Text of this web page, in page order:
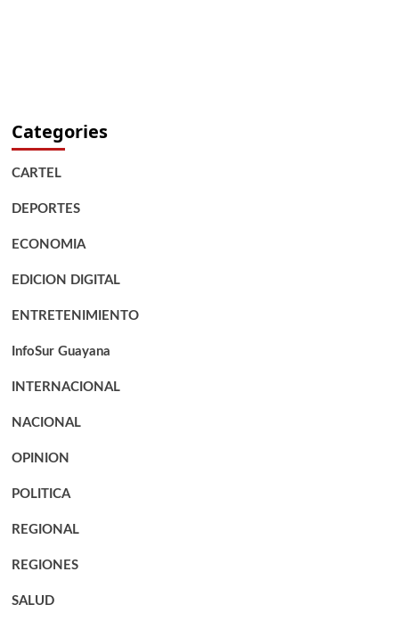
Categories
CARTEL
DEPORTES
ECONOMIA
EDICION DIGITAL
ENTRETENIMIENTO
InfoSur Guayana
INTERNACIONAL
NACIONAL
OPINION
POLITICA
REGIONAL
REGIONES
SALUD